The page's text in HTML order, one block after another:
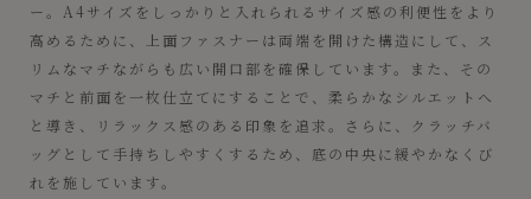
ー。A4サイズをしっかりと入れられるサイズ感の利便性をより
高めるために、上面ファスナーは両端を開けた構造にして、ス
リムなマチながらも広い開口部を確保しています。また、その
マチと前面を一枚仕立てにすることで、柔らかなシルエットへ
と導き、リラックス感のある印象を追求。さらに、クラッチバ
ッグとして手持ちしやすくするため、底の中央に緩やかなくび
れを施しています。